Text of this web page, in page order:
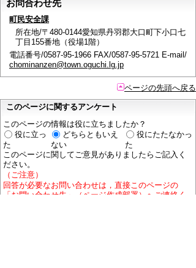
お問合わせ先
町民安全課
所在地/〒480-0144愛知県丹羽郡大口町下小口七
丁目155番地（役場1階）
電話番号/0587-95-1966 FAX/0587-95-5721 E-mail/
chominanzen@town.oguchi.lg.jp
ページの先頭へ戻る
このページに関するアンケート
このページの情報は役に立ちましたか？
役に立っ
た
どちらともいえ
ない
役にたたなかっ
た
このページに関してご意見がありましたらご記入く
ださい。
（ご注意）
回答が必要なお問い合わせは，直接このページの
「お問い合わせ先」（ページ作成部署）へご連絡く